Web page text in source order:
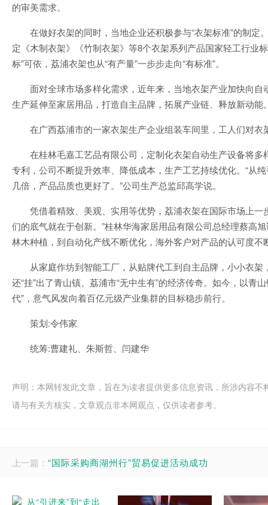
的审美需求。
在做好衣架的同时，当地企业还积极参与“衣架标准”的制定
定《木制衣架》《竹制衣架》等8个衣架系列产品国家轻工行业
标”可依，荔浦衣架也从“有产量”一步步走向“有标准”。
面对全球市场多样化需求，近年来，当地衣架产业加快向
生产延伸至家居用品，打造自主品牌，拓展产业链、释放新动能
在广西荔浦市的一家衣架生产企业组装车间里，工人们对
在桂林毛嘉工艺品有限公司，定制化衣架自动生产设备将
专利，公司不断提升效率、降低成本，生产工艺持续优化。“从
几倍，产品品质也更好了。”公司生产总监邱高学说。
凭借着精致、美观、实用等优势，荔浦衣架在国际市场上一
们的底气就在于创新。”桂林华海家居用品有限公司总经理蔡高
林木种植，到自动化产线不断优化，海外客户对产品的认可度不
从家庭作坊到智能工厂，从贴牌代工到自主品牌，小小衣架
还“挂”出了青山镇、荔浦市“无中生有”的经济传奇。如今，以青
代”，意气风发向着百亿元级产业集群的目标稳步前行。
策划:令伟家
统筹:曹建礼、朱斯哲、闫建华
声明：本网转发此文章，旨在为读者提供更多信息资讯，所涉内容
请与有关方核实，文章观点非本网观点，仅供读者参考。
上一篇： “国际采购商湖州行”贸易促进活动成功